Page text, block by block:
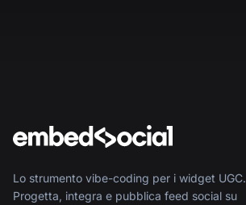
Lo strumento vibe-coding per i widget UGC.
Progetta, integra e pubblica feed social su